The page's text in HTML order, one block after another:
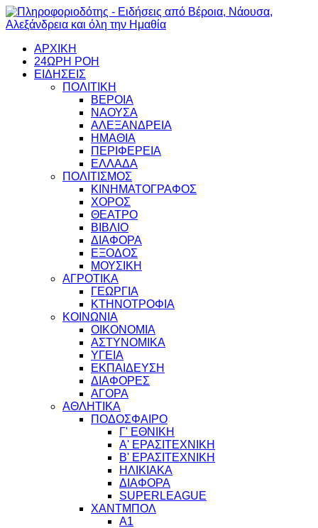
ΑΡΧΙΚΗ
24ΩΡΗ ΡΟΗ
ΕΙΔΗΣΕΙΣ
ΠΟΛΙΤΙΚΗ
ΒΕΡΟΙΑ
ΝΑΟΥΣΑ
ΑΛΕΞΑΝΔΡΕΙΑ
ΗΜΑΘΙΑ
ΠΕΡΙΦΕΡΕΙΑ
ΕΛΛΑΔΑ
ΠΟΛΙΤΙΣΜΟΣ
ΚΙΝΗΜΑΤΟΓΡΑΦΟΣ
ΧΟΡΟΣ
ΘΕΑΤΡΟ
ΒΙΒΛΙΟ
ΔΙΑΦΟΡΑ
ΕΞΟΔΟΣ
ΜΟΥΣΙΚΗ
ΑΓΡΟΤΙΚΑ
ΓΕΩΡΓΙΑ
ΚΤΗΝΟΤΡΟΦΙΑ
ΚΟΙΝΩΝΙΑ
ΟΙΚΟΝΟΜΙΑ
ΑΣΤΥΝΟΜΙΚΑ
ΥΓΕΙΑ
ΕΚΠΑΙΔΕΥΣΗ
ΔΙΑΦΟΡΕΣ
ΑΓΟΡΑ
ΑΘΛΗΤΙΚΑ
ΠΟΔΟΣΦΑΙΡΟ
Γ' ΕΘΝΙΚΗ
Α' ΕΡΑΣΙΤΕΧΝΙΚΗ
Β' ΕΡΑΣΙΤΕΧΝΙΚΗ
ΗΛΙΚΙΑΚΑ
ΔΙΑΦΟΡΑ
SUPERLEAGUE
ΧΑΝΤΜΠΟΛ
Α1